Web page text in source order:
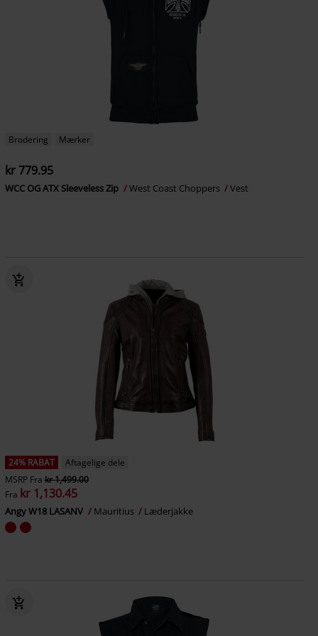
Brodering Mærker
kr 779.95
WCC OG ATX Sleeveless Zip West Coast Choppers Vest
24% RABAT
Aftagelige dele
MSRP Fra kr 1,499.00
Fra kr 1,130.45
Angy W18 LASANV Mauritius Læderjakke